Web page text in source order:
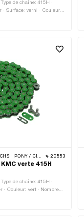
de chaîne: 415H ·
Surface: verni · Couleur:
1626 mm · Nombre de
BELMONDO · TOMOS · BYE BIKE 20553
verte 415H
de chaîne: 415H ·
· Couleur: vert · Nombre
de roulement: 1626